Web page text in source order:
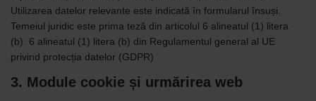
Utilizarea datelor relevante este indicată în formularul însuși.
Temeiul juridic este prima teză din articolul 6 alineatul (1) litera
(b). 6 alineatul (1) litera (b) din Regulamentul general al UE
privind protecția datelor (GDPR)
3. Module cookie și urmărirea web